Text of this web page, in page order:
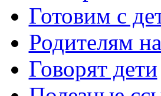
Готовим с
Родителям
Говорят дети